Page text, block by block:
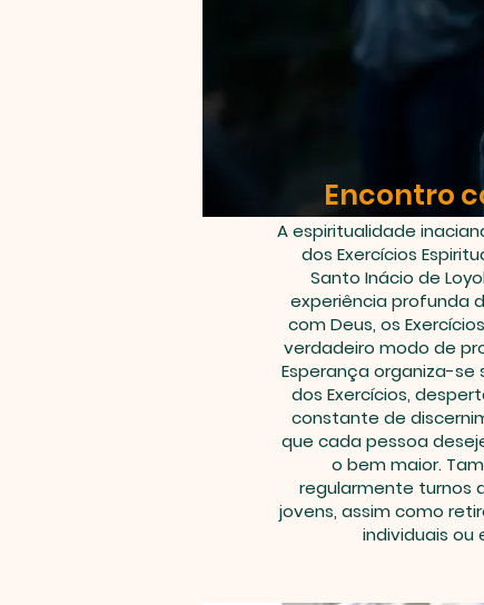
Encontro
A espiritualidade
dos Exercícios
Santo Inácio de
experiência profunda
com Deus, os
verdadeiro modo de
Esperança organiza-se
dos Exercícios,
constante de
que cada pessoa
o bem maior.
regularmente turnos
jovens, assim como
individuais ou